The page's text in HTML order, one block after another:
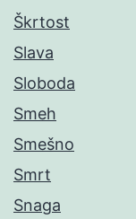
Škrtost
Slava
Sloboda
Smeh
Smešno
Smrt
Snaga